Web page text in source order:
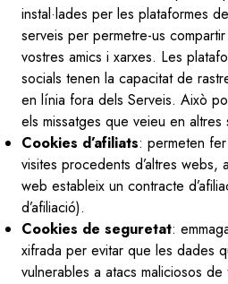
instal·lades per les plataformes
serveis per permetre-us
vostres amics i xarxes. Les
socials tenen la capacitat de
en línia fora dels Serveis. Això
els missatges que veieu en altres
Cookies d’afiliats: permeten
visites procedents d’altres webs,
web estableix un contracte
d’afiliació).
Cookies de seguretat:
xifrada per evitar que les dades
vulnerables a atacs maliciosos de